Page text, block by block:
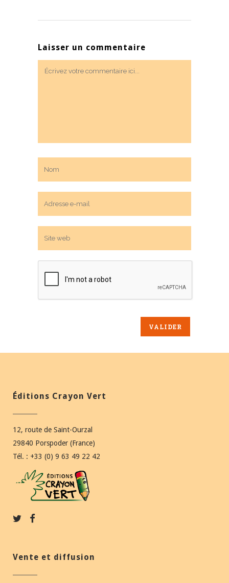
Laisser un commentaire
Éditions Crayon Vert
12, route de Saint-Ourzal
29840 Porspoder (France)
Tél. : +33 (0) 9 63 49 22 42
Vente et diffusion